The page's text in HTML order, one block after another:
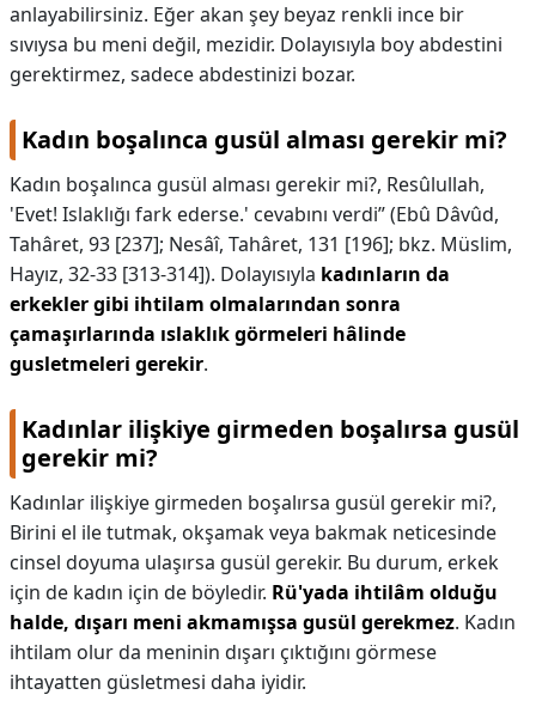
anlayabilirsiniz. Eğer akan şey beyaz renkli ince bir
sıvıysa bu meni değil, mezidir. Dolayısıyla boy abdestini
gerektirmez, sadece abdestinizi bozar.
Kadın boşalınca gusül alması gerekir mi?
Kadın boşalınca gusül alması gerekir mi?, Resûlullah,
'Evet! Islaklığı fark ederse.' cevabını verdi” (Ebû Dâvûd,
Tahâret, 93 [237]; Nesâî, Tahâret, 131 [196]; bkz. Müslim,
Hayız, 32-33 [313-314]). Dolayısıyla kadınların da
erkekler gibi ihtilam olmalarından sonra
çamaşırlarında ıslaklık görmeleri hâlinde
gusletmeleri gerekir.
Kadınlar ilişkiye girmeden boşalırsa gusül
gerekir mi?
Kadınlar ilişkiye girmeden boşalırsa gusül gerekir mi?,
Birini el ile tutmak, okşamak veya bakmak neticesinde
cinsel doyuma ulaşırsa gusül gerekir. Bu durum, erkek
için de kadın için de böyledir. Rü'yada ihtilâm olduğu
halde, dışarı meni akmamışsa gusül gerekmez. Kadın
ihtilam olur da meninin dışarı çıktığını görmese
ihtayatten güsletmesi daha iyidir.